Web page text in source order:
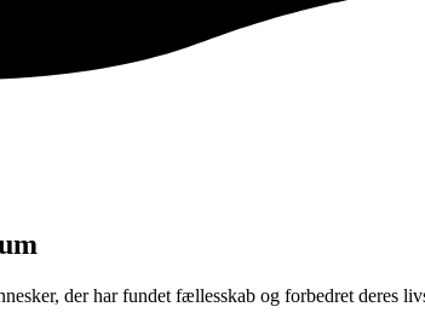
der har fundet fællesskab og forbedret deres